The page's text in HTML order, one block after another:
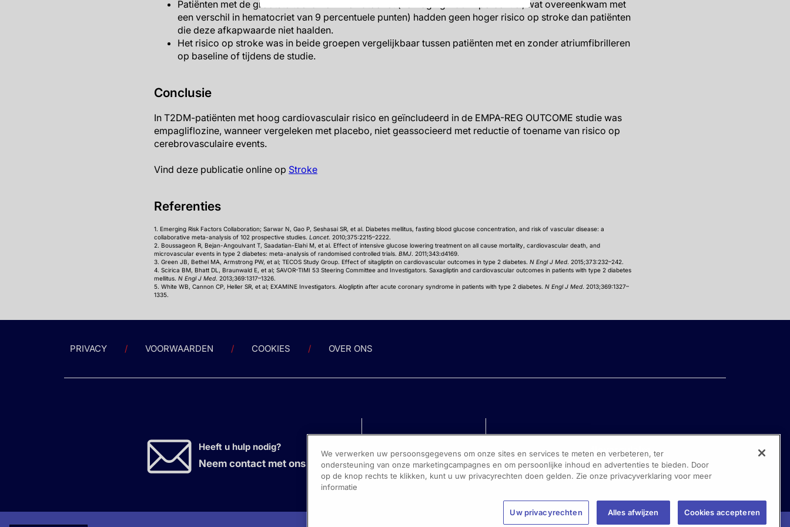
Patiënten met de grootste toename in hematocriet (verhoging ≥90
percentiel, wat overeenkwam met
een verschil in hematocriet van 9 percentuele punten) hadden geen hoger risico op stroke dan patiënten
die deze afkapwaarde niet haalden.
Het risico op stroke was in beide groepen vergelijkbaar tussen patiënten met en zonder atriumfibrilleren
op baseline of tijdens de studie.
Conclusie
In T2DM-patiënten met hoog cardiovasculair risico en geïncludeerd in de EMPA-REG OUTCOME studie was
empagliflozine, wanneer vergeleken met placebo, niet geassocieerd met reductie of toename van risico op
cerebrovasculaire events.
Vind deze publicatie online op Stroke
Referenties
1. Emerging Risk Factors Collaboration; Sarwar N, Gao P, Seshasai SR, et al. Diabetes mellitus, fasting blood glucose concentration, and risk of vascular disease: a
collaborative meta-analysis of 102 prospective studies. Lancet. 2010;375:2215–2222.
2. Boussageon R, Bejan-Angoulvant T, Saadatian-Elahi M, et al. Effect of intensive glucose lowering treatment on all cause mortality, cardiovascular death, and
microvascular events in type 2 diabetes: meta-analysis of randomised controlled trials. BMJ. 2011;343:d4169.
3. Green JB, Bethel MA, Armstrong PW, et al; TECOS Study Group. Effect of sitagliptin on cardiovascular outcomes in type 2 diabetes. N Engl J Med. 2015;373:232–242.
4. Scirica BM, Bhatt DL, Braunwald E, et al; SAVOR-TIMI 53 Steering Committee and Investigators. Saxagliptin and cardiovascular outcomes in patients with type 2 diabetes
mellitus. N Engl J Med. 2013;369:1317–1326.
5. White WB, Cannon CP, Heller SR, et al; EXAMINE Investigators. Alogliptin after acute coronary syndrome in patients with type 2 diabetes. N Engl J Med. 2013;369:1327–
1335.
PRIVACY VOORWAARDEN COOKIES OVER ONS
Heeft u hulp nodig?
Neem contact met ons op
We verwerken uw persoonsgegevens om onze sites en services te meten en verbeteren, ter
ondersteuning van onze marketingcampagnes en om persoonlijke inhoud en advertenties te bieden. Door
op de knop rechts te klikken, kunt u uw privacyrechten doen gelden. Zie onze privacyverklaring voor meer
informatie
Uw privacyrechten Alles afwijzen Cookies accepteren